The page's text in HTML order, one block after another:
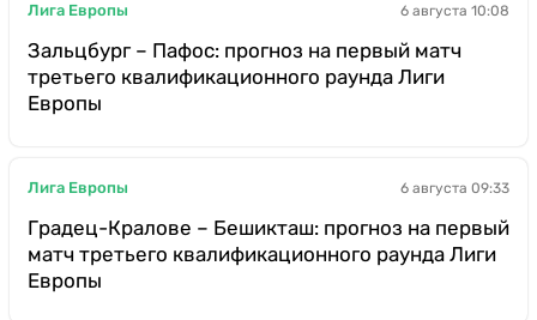
Лига Европы 6 августа 10:08
Зальцбург – Пафос: прогноз на первый матч
третьего квалификационного раунда Лиги
Европы
Лига Европы 6 августа 09:33
Градец-Кралове – Бешикташ: прогноз на первый
матч третьего квалификационного раунда Лиги
Европы